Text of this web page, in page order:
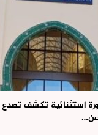
استثنائية تكشف تصدع